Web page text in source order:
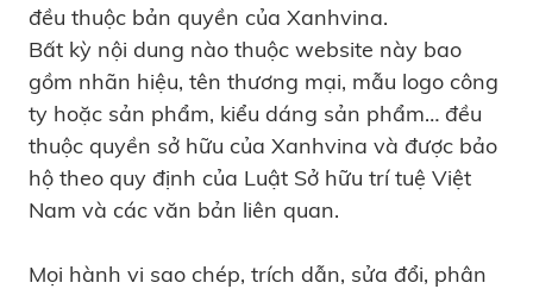
đều thuộc bản quyền của Xanhvina.
Bất kỳ nội dung nào thuộc website này bao
gồm nhãn hiệu, tên thương mại, mẫu logo công
ty hoặc sản phẩm, kiểu dáng sản phẩm… đều
thuộc quyền sở hữu của Xanhvina và được bảo
hộ theo quy định của Luật Sở hữu trí tuệ Việt
Nam và các văn bản liên quan.
Mọi hành vi sao chép, trích dẫn, sửa đổi, phân